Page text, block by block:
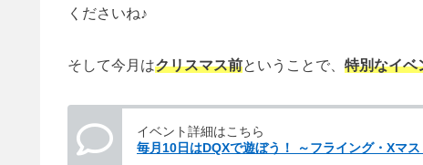
くださいね♪
そして今月はクリスマス前ということで、 特別なイベ
イベント詳細はこちら
毎月10日はDQXで遊ぼう！ ～フライング・Xマス